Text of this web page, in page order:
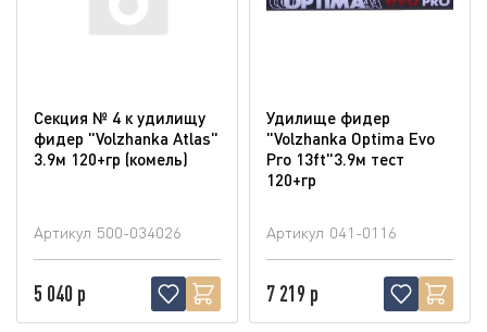
Секция № 4 к удилищу
фидер "Volzhanka Atlas"
3.9м 120+гр (комель)
Артикул 500-034026
5 040 р
Удилище фидер
"Volzhanka Optima Evo
Pro 13ft"3.9м тест
120+гр
Артикул 041-0116
7 219 р